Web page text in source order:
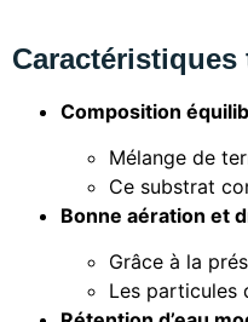
Composition
Mélange de
Ce substrat
Bonne aération et
Grâce à la
Les particules